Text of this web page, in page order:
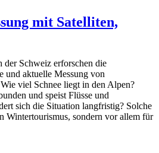
mit Satelliten,
Schweiz erforschen die
und aktuelle Messung von
viel Schnee liegt in den Alpen?
und speist Flüsse und
sich die Situation langfristig? Solche
Wintertourismus, sondern vor allem für